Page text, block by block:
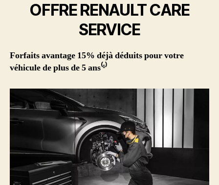
OFFRE RENAULT CARE
SERVICE
Forfaits avantage 15% déjà déduits pour votre
véhicule de plus de 5 ans⁽¹⁾